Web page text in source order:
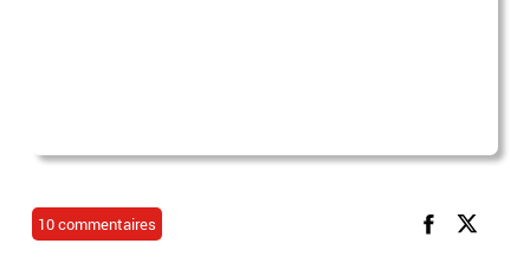
10 commentaires